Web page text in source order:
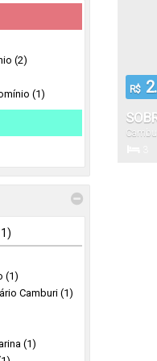
(2)
(1)
(1)
Camburi (1)
(1)
R$